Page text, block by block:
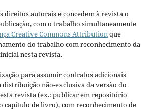
direitos autorais e concedem à revista o
com o trabalho simultaneamente
Creative Commons Attributionque
do trabalho com reconhecimento da
nesta revista.
para assumir contratos adicionais
distribuição não-exclusiva da versão do
revista (ex.: publicar em repositório
capítulo de livro), com reconhecimento de